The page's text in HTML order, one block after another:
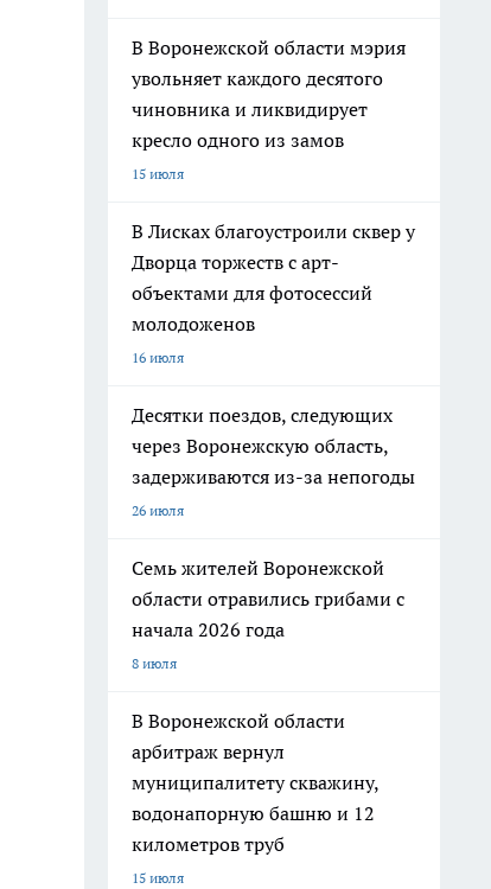
В Воронежской области мэрия
увольняет каждого десятого
чиновника и ликвидирует
кресло одного из замов
15 июля
В Лисках благоустроили сквер у
Дворца торжеств с арт-
объектами для фотосессий
молодоженов
16 июля
Десятки поездов, следующих
через Воронежскую область,
задерживаются из-за непогоды
26 июля
Семь жителей Воронежской
области отравились грибами с
начала 2026 года
8 июля
В Воронежской области
арбитраж вернул
муниципалитету скважину,
водонапорную башню и 12
километров труб
15 июля